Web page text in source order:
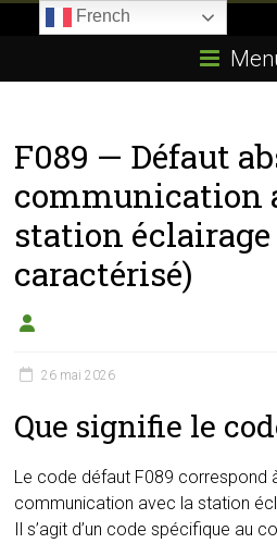
E85.com
passion
boîtier
éthanol
F089 — Défaut
communication
station
caractérisé)
26 mai 2026
Que signifie le
Le code défaut F089 correspond
communication avec la station
Il s’agit d’un code spécifique au
French